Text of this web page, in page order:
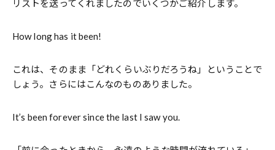
リストを送ってくれましたのでいくつかご紹介します。
How long has it been!
これは、そのまま「どれくらいぶりだろうね」ということで
しょう。さらにはこんなのものありました。
It’s been forever since the last I saw you.